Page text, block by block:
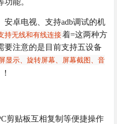
能。
安卓电视、支持adb调试的机
持无线和有线连接着=这两种方
要注意的是目前支持五设备
显示、旋转屏幕、屏幕截图、音
剪贴板互相复制等便捷操作